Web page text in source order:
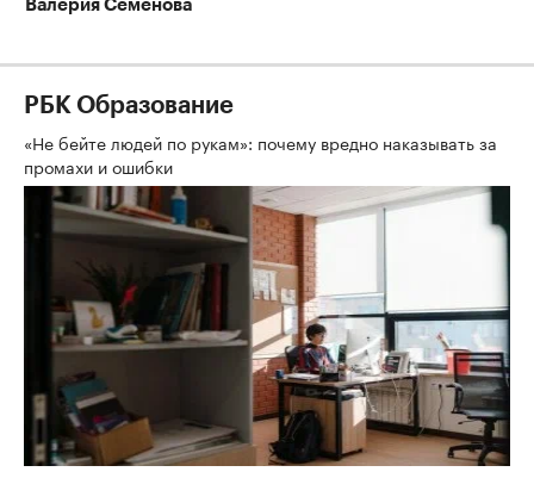
Валерия Семенова
РБК Образование
«Не бейте людей по рукам»: почему вредно наказывать за
промахи и ошибки